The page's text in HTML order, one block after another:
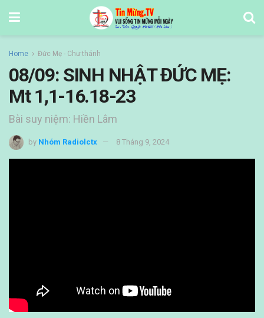
Home Đức Mẹ - Chư thánh
08/09: SINH NHẬT ĐỨC MẸ:
Mt 1,1-16.18-23
Bài suy niệm: Hiền Lâm
by Nhóm Radiolctx 8 Tháng 9, 2024